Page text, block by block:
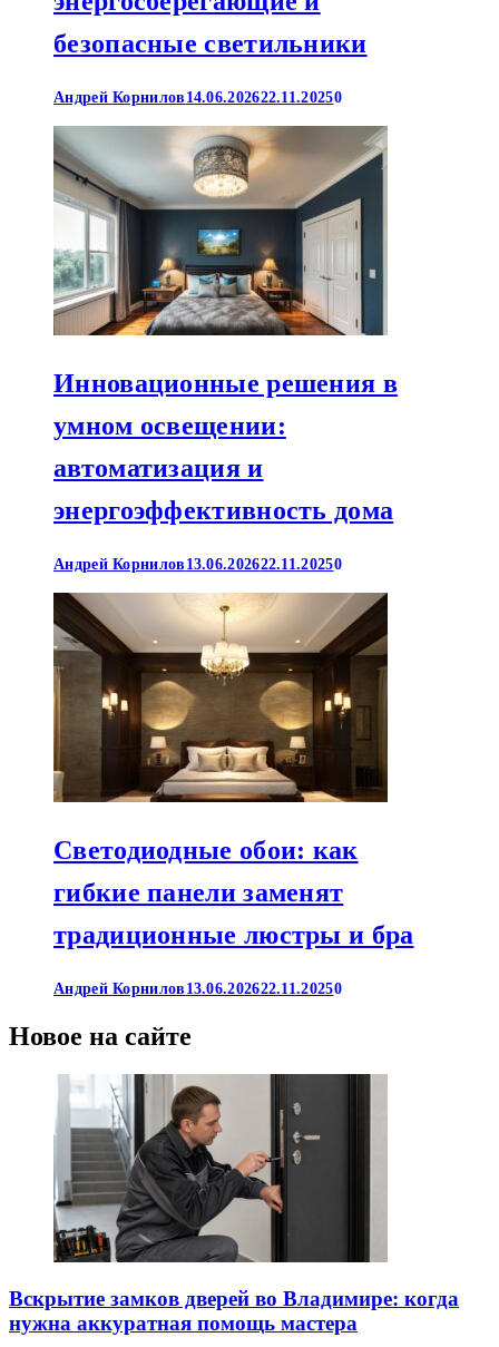
безопасные светильники
Андрей Корнилов 14.06.202622.11.20250
Инновационные решения в
умном освещении:
автоматизация и
энергоэффективность дома
Андрей Корнилов 13.06.202622.11.20250
Светодиодные обои: как
гибкие панели заменят
традиционные люстры и бра
Андрей Корнилов 13.06.202622.11.20250
Новое на сайте
Вскрытие замков дверей во Владимире: когда
нужна аккуратная помощь мастера